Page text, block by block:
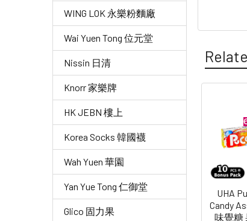
WING LOK 永樂粉麵廠
Wai Yuen Tong 位元堂
Nissin 日清
Knorr 家樂牌
HK JEBN 樓上
Korea Socks 韓國襪
Wah Yuen 華園
Yan Yue Tong 仁御堂
Glico 固力果
UHA
Candy
味覺糖